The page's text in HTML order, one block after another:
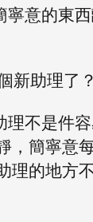
寧意的東
新助理了
理不是件
，簡寧意
理的地方